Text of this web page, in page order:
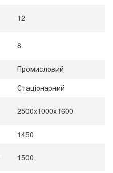
12
8
Промисловий
Стаціонарний
2500х1000х1600
1450
1500